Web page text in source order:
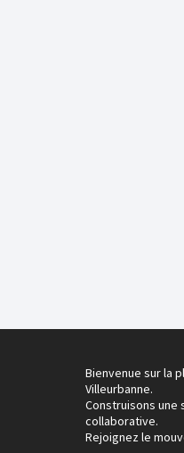
Bienvenue sur la
Villeurbanne.
Construisons
collaborative.
Rejoignez le